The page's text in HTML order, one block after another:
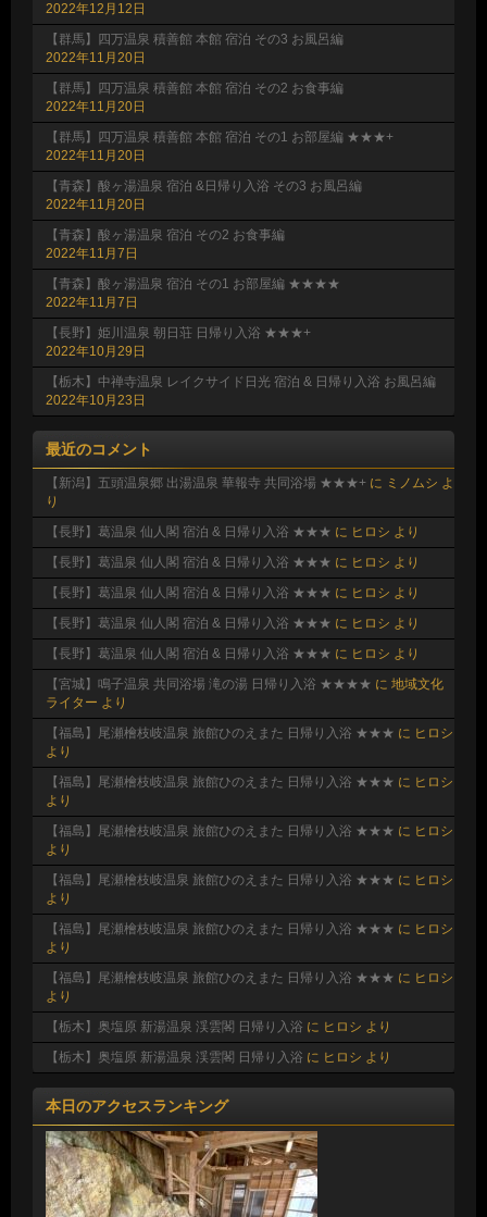
2022年12月12日
【群馬】四万温泉 積善館 本館 宿泊 その3 お風呂編
2022年11月20日
【群馬】四万温泉 積善館 本館 宿泊 その2 お食事編
2022年11月20日
【群馬】四万温泉 積善館 本館 宿泊 その1 お部屋編 ★★★+
2022年11月20日
【青森】酸ヶ湯温泉 宿泊 &日帰り入浴 その3 お風呂編
2022年11月20日
【青森】酸ヶ湯温泉 宿泊 その2 お食事編
2022年11月7日
【青森】酸ヶ湯温泉 宿泊 その1 お部屋編 ★★★★
2022年11月7日
【長野】姫川温泉 朝日荘 日帰り入浴 ★★★+
2022年10月29日
【栃木】中禅寺温泉 レイクサイド日光 宿泊 & 日帰り入浴 お風呂編
2022年10月23日
最近のコメント
【新潟】五頭温泉郷 出湯温泉 華報寺 共同浴場 ★★★+ に ミノムシ よ
り
【長野】葛温泉 仙人閣 宿泊 & 日帰り入浴 ★★★ に ヒロシ より
【長野】葛温泉 仙人閣 宿泊 & 日帰り入浴 ★★★ に ヒロシ より
【長野】葛温泉 仙人閣 宿泊 & 日帰り入浴 ★★★ に ヒロシ より
【長野】葛温泉 仙人閣 宿泊 & 日帰り入浴 ★★★ に ヒロシ より
【長野】葛温泉 仙人閣 宿泊 & 日帰り入浴 ★★★ に ヒロシ より
【宮城】鳴子温泉 共同浴場 滝の湯 日帰り入浴 ★★★★ に 地域文化
ライター より
【福島】尾瀬檜枝岐温泉 旅館ひのえまた 日帰り入浴 ★★★ に ヒロシ
より
【福島】尾瀬檜枝岐温泉 旅館ひのえまた 日帰り入浴 ★★★ に ヒロシ
より
【福島】尾瀬檜枝岐温泉 旅館ひのえまた 日帰り入浴 ★★★ に ヒロシ
より
【福島】尾瀬檜枝岐温泉 旅館ひのえまた 日帰り入浴 ★★★ に ヒロシ
より
【福島】尾瀬檜枝岐温泉 旅館ひのえまた 日帰り入浴 ★★★ に ヒロシ
より
【福島】尾瀬檜枝岐温泉 旅館ひのえまた 日帰り入浴 ★★★ に ヒロシ
より
【栃木】奥塩原 新湯温泉 渓雲閣 日帰り入浴 に ヒロシ より
【栃木】奥塩原 新湯温泉 渓雲閣 日帰り入浴 に ヒロシ より
本日のアクセスランキング